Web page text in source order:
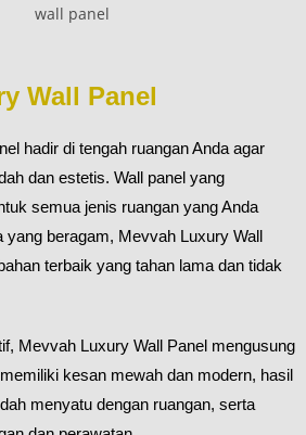
Wall Panel
hadir di tengah ruangan Anda agar
dan estetis. Wall panel yang
semua jenis ruangan yang Anda
yang beragam, Mevvah Luxury Wall
terbaik yang tahan lama dan tidak
Mevvah Luxury Wall Panel mengusung
kesan mewah dan modern, hasil
menyatu dengan ruangan, serta